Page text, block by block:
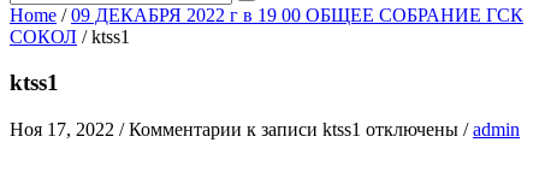
Home / 09 ДЕКАБРЯ 2022 г в 19 00 ОБЩЕЕ СОБРАНИЕ ГСК
СОКОЛ / ktss1
ktss1
Ноя 17, 2022 /Комментарии к записи ktss1 отключены /admin